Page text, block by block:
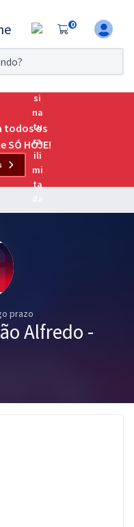
0
da
todos os
SÓ HOJE!
prazo
Alfredo -